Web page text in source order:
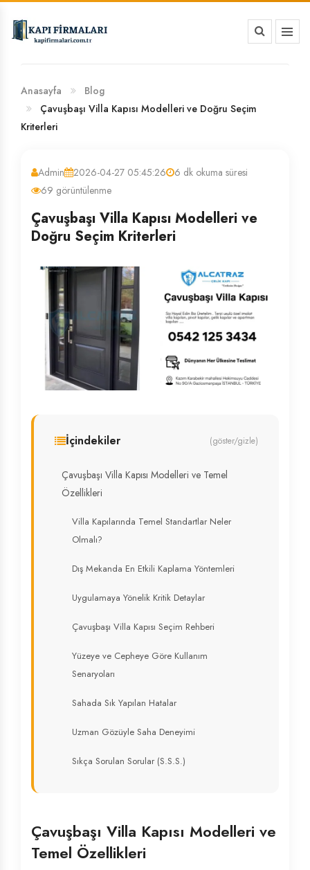
BANKA HESAP NUMARALARIMIZ
Anasayfa
Blog
Çavuşbaşı Villa Kapısı Modelleri ve Doğru Seçim
Kriterleri
Admin 2026-04-27 05:45:26
6 dk okuma süresi
69 görüntülenme
Çavuşbaşı Villa Kapısı Modelleri ve
Doğru Seçim Kriterleri
İçindekiler (göster/gizle)
Çavuşbaşı Villa Kapısı Modelleri ve Temel
Özellikleri
Villa Kapılarında Temel Standartlar Neler
Olmalı?
Dış Mekanda En Etkili Kaplama Yöntemleri
Uygulamaya Yönelik Kritik Detaylar
Çavuşbaşı Villa Kapısı Seçim Rehberi
Yüzeye ve Cepheye Göre Kullanım
Senaryoları
Sahada Sık Yapılan Hatalar
Uzman Gözüyle Saha Deneyimi
Sıkça Sorulan Sorular (S.S.S.)
Çavuşbaşı Villa Kapısı Modelleri ve
Temel Özellikleri